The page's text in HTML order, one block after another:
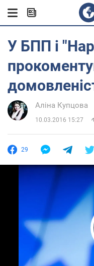
У БПП і
Аліна Купцова
10.03.2016 15:27
29